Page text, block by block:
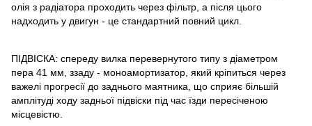
олія з радіатора проходить через фільтр, а після цього
надходить у двигун - це стандартний повний цикл.
ПІДВІСКА: спереду вилка перевернутого типу з діаметром
пера 41 мм, ззаду - моноамортизатор, який кріпиться через
важелі прогресії до заднього маятника, що сприяє більшій
амплітуді ходу задньої підвіски під час їзди пересіченою
місцевістю.